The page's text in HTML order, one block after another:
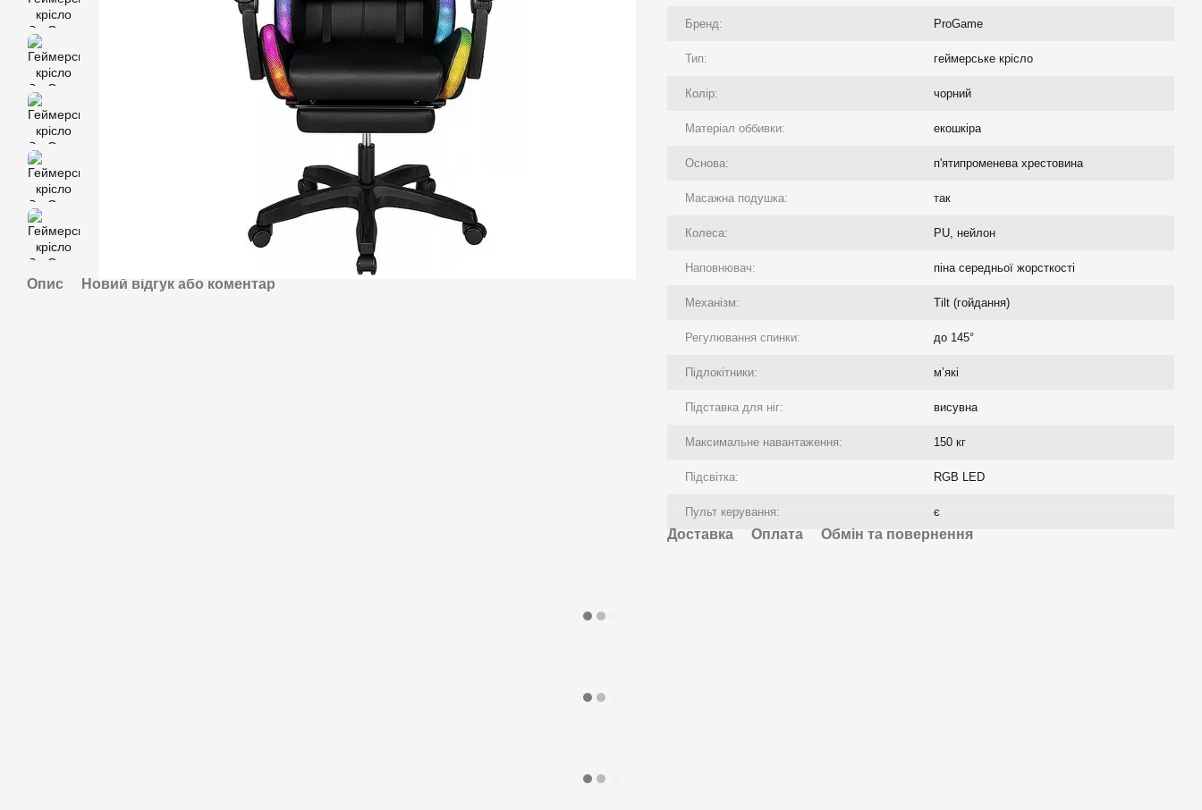
Опис Новий відгук або коментар
Бренд: ProGame
Тип: геймерське крісло
Колір: чорний
Матеріал оббивки: екошкіра
Основа: п'ятипроменева хрестовина
Масажна подушка: так
Колеса: PU, нейлон
Наповнювач: піна середньої жорсткості
Механізм: Tilt (гойдання)
Регулювання спинки: до 145°
Підлокітники: м’які
Підставка для ніг: висувна
Максимальне навантаження: 150 кг
Підсвітка: RGB LED
Пульт керування: є
Доставка Оплата Обмін та повернення